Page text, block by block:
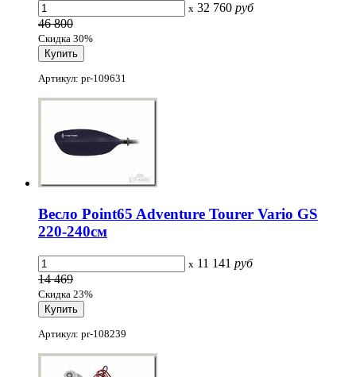
x 32 760 руб
46 800
Скидка 30%
Артикул: pr-109631
Весло Point65 Adventure Tourer Vario GS
220-240см
x 11 141 руб
14 469
Скидка 23%
Артикул: pr-108239